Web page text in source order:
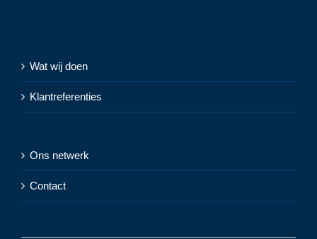
Wat wij doen
Klantreferenties
Ons netwerk
Contact